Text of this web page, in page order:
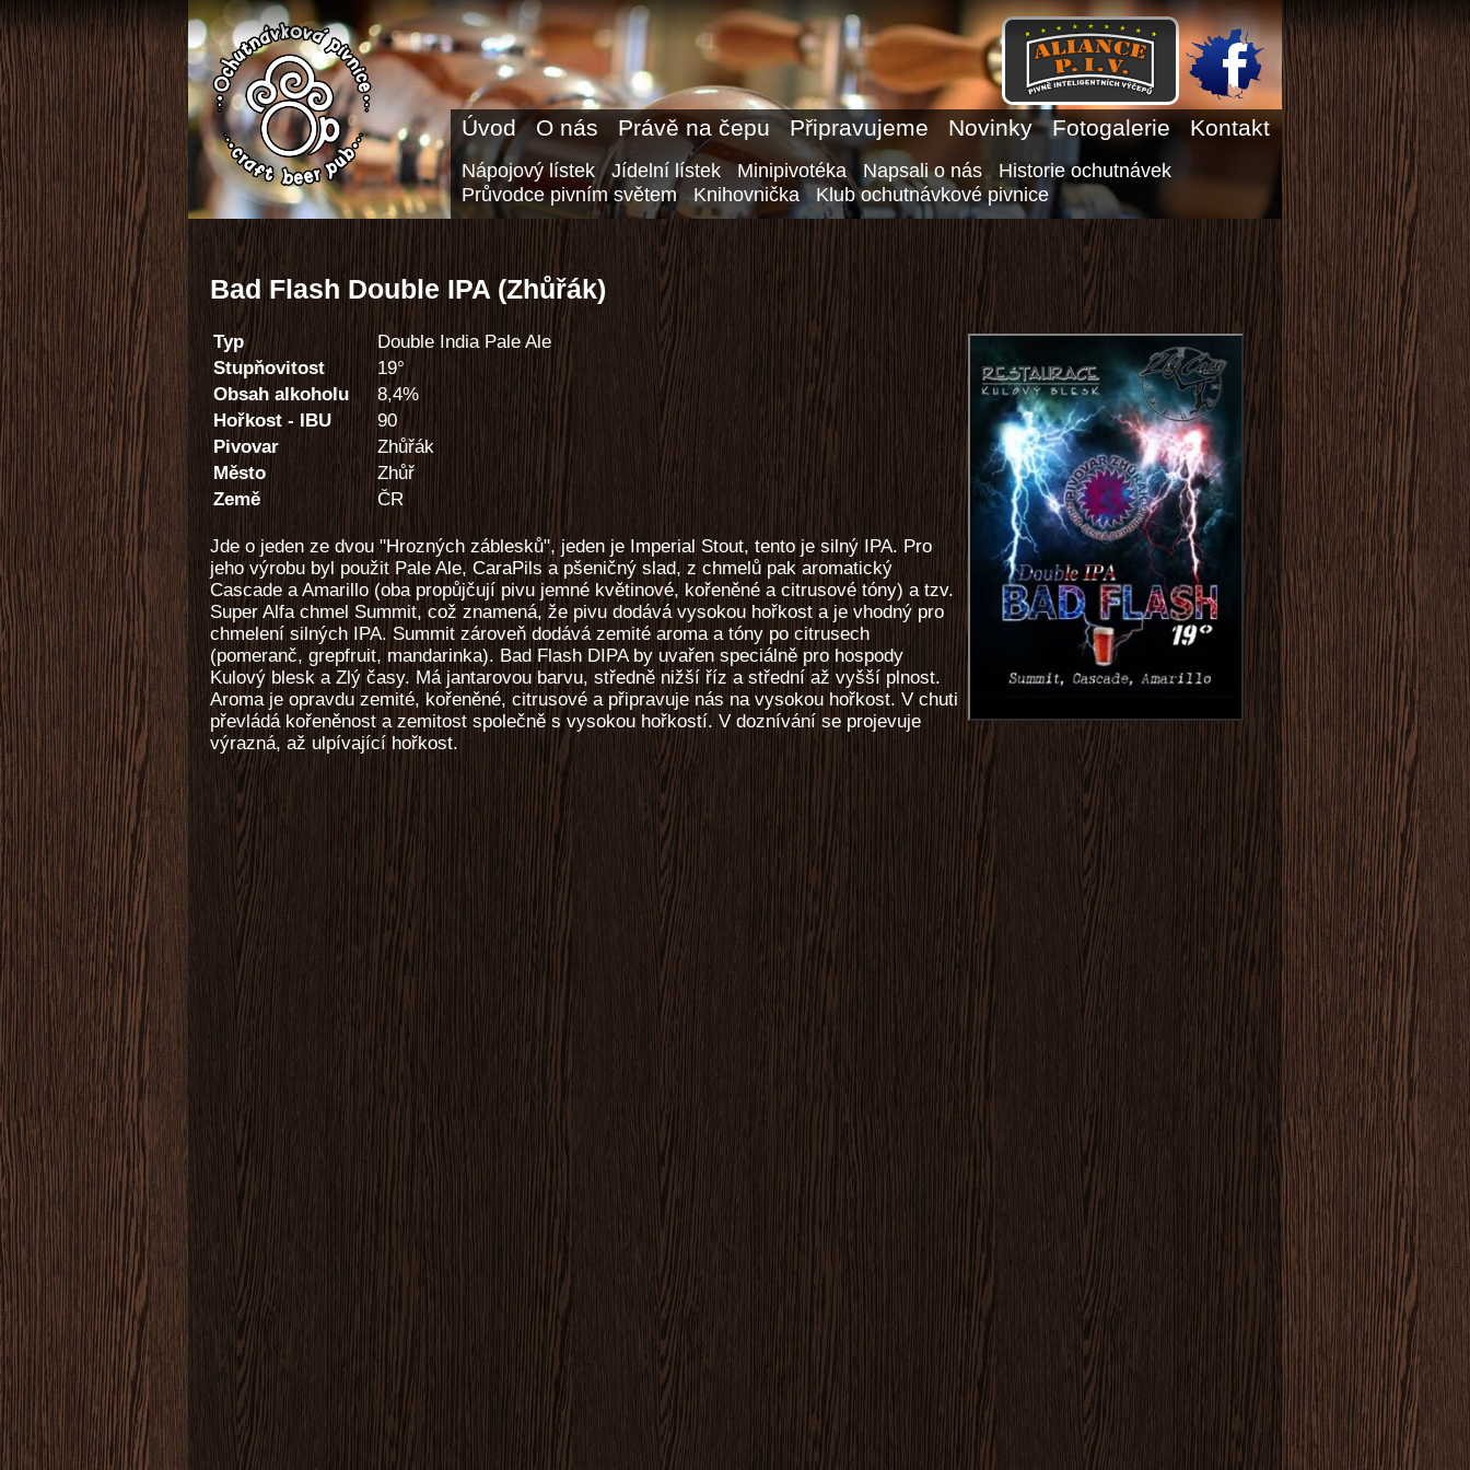
Úvod O nás Právě na čepu Připravujeme Novinky Fotogalerie Kontakt
Nápojový lístek Jídelní lístek Minipivotéka Napsali o nás
Historie ochutnávek
Průvodce pivním světem
Knihovnička Klub ochutnávkové pivnice
Bad Flash Double IPA (Zhůřák)
Typ
Double India Pale Ale
Stupňovitost
19°
Obsah alkoholu
8,4%
Hořkost - IBU
90
Pivovar
Zhůřák
Město
Zhůř
Země
ČR
Jde o jeden ze dvou "Hrozných záblesků", jeden je Imperial Stout, tento je silný IPA. Pro
jeho výrobu byl použit Pale Ale, CaraPils a pšeničný slad, z chmelů pak aromatický
Cascade a Amarillo (oba propůjčují pivu jemné květinové, kořeněné a citrusové tóny) a tzv.
Super Alfa chmel Summit, což znamená, že pivu dodává vysokou hořkost a je vhodný pro
chmelení silných IPA. Summit zároveň dodává zemité aroma a tóny po citrusech
(pomeranč, grepfruit, mandarinka). Bad Flash DIPA by uvařen speciálně pro hospody
Kulový blesk a Zlý časy. Má jantarovou barvu, středně nižší říz a střední až vyšší plnost.
Aroma je opravdu zemité, kořeněné, citrusové a připravuje nás na vysokou hořkost. V chuti
převládá kořeněnost a zemitost společně s vysokou hořkostí. V doznívání se projevuje
výrazná, až ulpívající hořkost.